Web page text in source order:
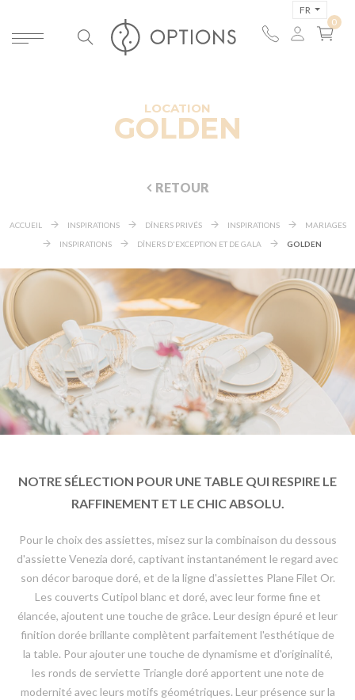
FR
LOCATION
GOLDEN
RETOUR
ACCUEIL INSPIRATIONS DÎNERS PRIVÉS INSPIRATIONS
MARIAGES
INSPIRATIONS
DÎNERS D'EXCEPTION ET DE GALA GOLDEN
NOTRE SÉLECTION POUR UNE TABLE QUI RESPIRE LE
RAFFINEMENT ET LE CHIC ABSOLU.
Pour le choix des assiettes, misez sur la combinaison du dessous
d'assiette Venezia doré, captivant instantanément le regard avec
son décor baroque doré, et de la ligne d'assiettes Plane Filet Or.
Les couverts Cutipol blanc et doré, avec leur forme fine et
élancée, ajoutent une touche de grâce. Leur design épuré et leur
finition dorée brillante complètent parfaitement l'esthétique de
la table. Pour ajouter une touche de dynamisme et d'originalité,
les ronds de serviette Triangle doré apportent une note de
modernité avec leurs motifs géométriques. Leur présence sur la